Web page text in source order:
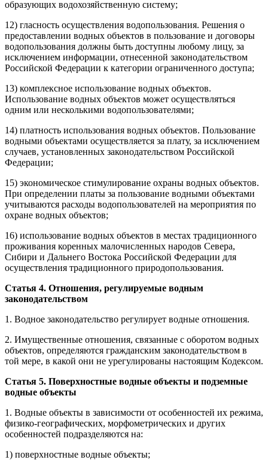
образующих водохозяйственную систему;
12) гласность осуществления водопользования. Решения о
предоставлении водных объектов в пользование и договоры
водопользования должны быть доступны любому лицу, за
исключением информации, отнесенной законодательством
Российской Федерации к категории ограниченного доступа;
13) комплексное использование водных объектов.
Использование водных объектов может осуществляться
одним или несколькими водопользователями;
14) платность использования водных объектов. Пользование
водными объектами осуществляется за плату, за исключением
случаев, установленных законодательством Российской
Федерации;
15) экономическое стимулирование охраны водных объектов.
При определении платы за пользование водными объектами
учитываются расходы водопользователей на мероприятия по
охране водных объектов;
16) использование водных объектов в местах традиционного
проживания коренных малочисленных народов Севера,
Сибири и Дальнего Востока Российской Федерации для
осуществления традиционного природопользования.
Статья 4. Отношения, регулируемые водным
законодательством
1. Водное законодательство регулирует водные отношения.
2. Имущественные отношения, связанные с оборотом водных
объектов, определяются гражданским законодательством в
той мере, в какой они не урегулированы настоящим Кодексом.
Статья 5. Поверхностные водные объекты и подземные
водные объекты
1. Водные объекты в зависимости от особенностей их режима,
физико-географических, морфометрических и других
особенностей подразделяются на:
1) поверхностные водные объекты;